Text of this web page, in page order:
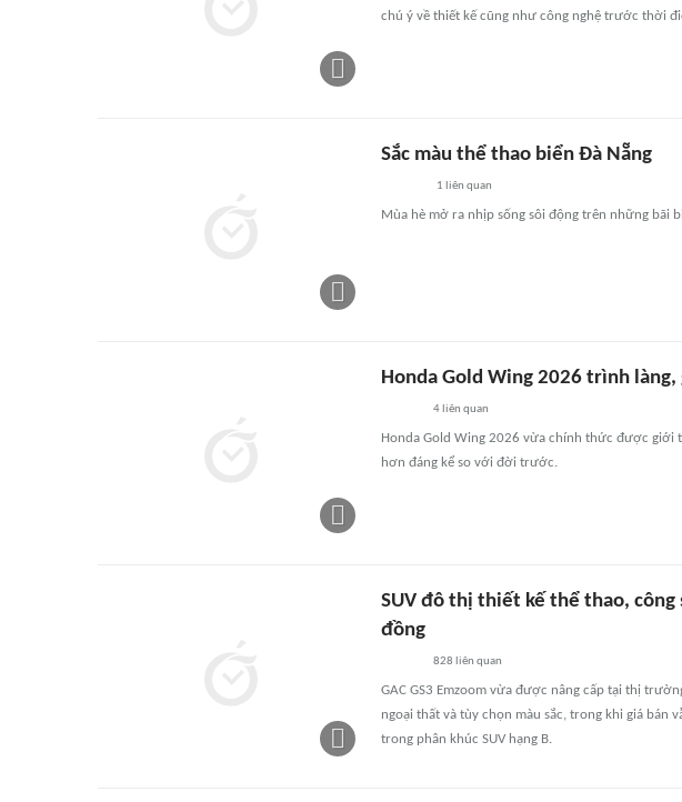
chú ý về thiết kế cũng như công nghệ trước thời
Sắc màu thể thao biển Đà Nẵng
1 liên quan
Mùa hè mở ra nhịp sống sôi động trên những bãi
Honda Gold Wing 2026 trình
4liên quan
Honda Gold Wing 2026 vừa chính thức được giới
hơn đáng kể so với đời trước.
SUV đô thị thiết kế thể thao,
đồng
828 liên quan
GAC GS3 Emzoom vừa được nâng cấp tại thị
ngoại thất và tùy chọn màu sắc, trong khi giá bán
trong phân khúc SUV hạng B.